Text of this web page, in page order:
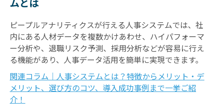
ムとは
ピープルアナリティクスが行える人事システムでは、社
内にある人材データを複数かけあわせ、ハイパフォーマ
ー分析や、退職リスク予測、採用分析などが容易に行え
る機能があり、人事データ活用を簡単に実現できます。
関連コラム｜人事システムとは？特徴からメリット・デ
メリット、選び方のコツ、導入成功事例まで一挙ご紹
介！